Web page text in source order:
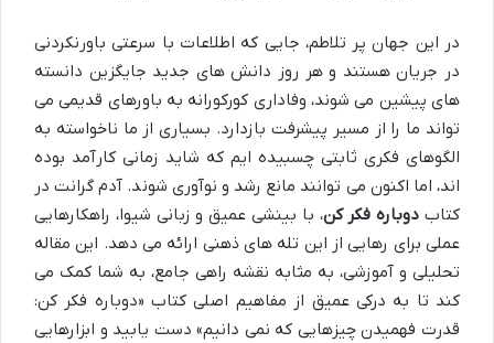
در این جهان پر تلاطم، جایی که اطلاعات با سرعتی باورنکردنی
در جریان هستند و هر روز دانش های جدید جایگزین دانسته
های پیشین می شوند، وفاداری کورکورانه به باورهای قدیمی می
تواند ما را از مسیر پیشرفت بازدارد. بسیاری از ما ناخواسته به
الگوهای فکری ثابتی چسبیده ایم که شاید زمانی کارآمد بوده
اند، اما اکنون می توانند مانع رشد و نوآوری شوند. آدم گرانت در
کتاب دوباره فکر کن، با بینشی عمیق و زبانی شیوا، راهکارهایی
عملی برای رهایی از این تله های ذهنی ارائه می دهد. این مقاله
تحلیلی و آموزشی، به مثابه نقشه راهی جامع، به شما کمک می
کند تا به درکی عمیق از مفاهیم اصلی کتاب «دوباره فکر کن:
قدرت فهمیدن چیزهایی که نمی دانیم» دست یابید و ابزارهایی